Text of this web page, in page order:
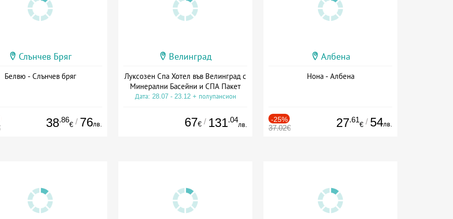
Слънчев Бряг
Белвю - Слънчев бряг
38.86
€ / 76лв.
Велинград
Луксозен Спа Хотел във Велинград с
Минерални Басейни и СПА Пакет
Дата: 28.07 - 23.12 + полупансион
67€ / 131.04
лв.
Албена
Нона - Албена
-25%
37.02€ 27.61
€ / 54лв.